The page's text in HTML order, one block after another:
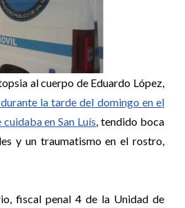
al cuerpo de Eduardo López,
la tarde del domingo en el
en San Luís, tendido boca
y un traumatismo en el rostro,
fiscal penal 4 de la Unidad de